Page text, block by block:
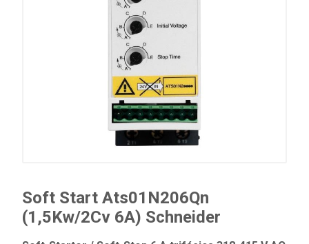
Soft Start Ats01N206Qn
(1,5Kw/2Cv 6A) Schneider